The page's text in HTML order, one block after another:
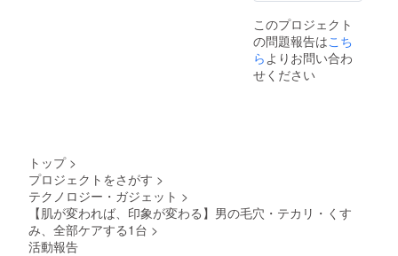
税込）をご
負担いただ
きます。
所に誤りが
このプロジェクト
の問題報告はこち
ら よりお問い合わ
せください
トップ >
プロジェクトをさがす >
テクノロジー・ガジェット >
【肌が変われば、印象が変わる】男の毛穴・テカリ・くす
み、全部ケアする1台 >
活動報告